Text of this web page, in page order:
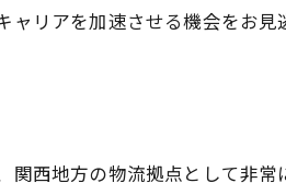
リアを加速させる機会をお見
西地方の物流拠点として非